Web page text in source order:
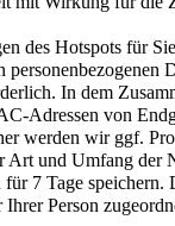
des Hotspots für
personenbezogenen
In dem
Adressen von
werden wir ggf.
Art und Umfang der
7 Tage speichern.
Person